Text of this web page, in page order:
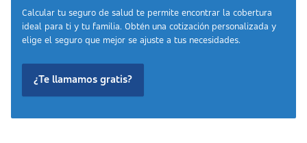
Calcular tu seguro de salud te permite encontrar la cobertura
ideal para ti y tu familia. Obtén una cotización personalizada y
elige el seguro que mejor se ajuste a tus necesidades.
¿Te llamamos gratis?